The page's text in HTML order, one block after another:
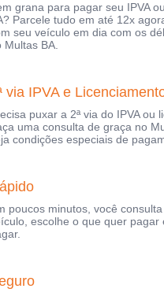
grana para pagar seu IPVA
Parcele tudo em até 12x
seu veículo em dia com os
Multas BA.
via IPVA e
puxar a 2ª via do IPVA ou
uma consulta de graça no
condições especiais de
poucos minutos, você
escolhe o que quer pagar